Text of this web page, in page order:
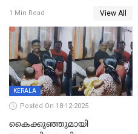
നടുക്കുന്ന സംഭവം
വാളയാറിൽ
1 Min Read View All
KERALA
Posted On 18-12-2025
കൈക്കുഞ്ഞുമായി